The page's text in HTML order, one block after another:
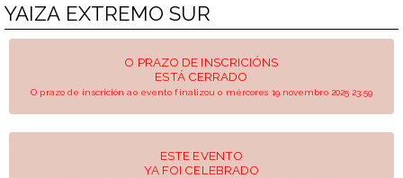
YAIZA EXTREMO SUR
O PRAZO DE INSCRICIÓNS
ESTÁ CERRADO
O prazo de inscrición ao evento finalizou o mércores 19 novembro 2025 23:59
ESTE EVENTO
YA FOI CELEBRADO